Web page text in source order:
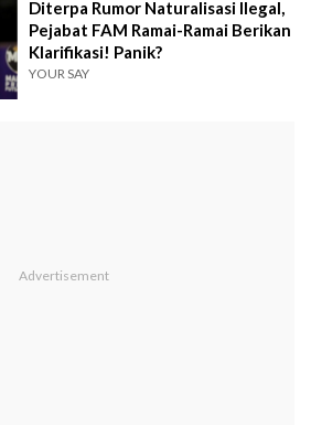
Diterpa Rumor Naturalisasi Ilegal,
Pejabat FAM Ramai-Ramai Berikan
Klarifikasi! Panik?
YOUR SAY